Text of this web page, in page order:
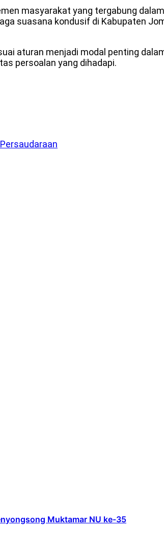
masyarakat yang tergabung
suasana kondusif di Kabupaten
aturan menjadi modal penting
persoalan yang dihadapi.
Muktamar NU ke-35